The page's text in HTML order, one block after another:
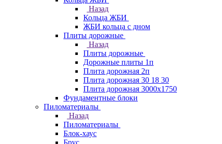
Назад
Кольца ЖБИ
ЖБИ кольца с дном
Плиты дорожные
Назад
Плиты дорожные
Дорожные плиты 1п
Плита дорожная 2п
Плита дорожная 30 18 30
Плита дорожная 3000х1750
Фундаментные блоки
Пиломатериалы
Назад
Пиломатериалы
Блок-хаус
Брус